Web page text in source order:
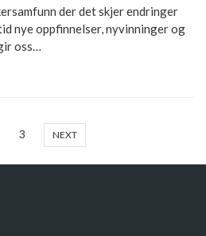
der det skjer endringer
nye oppfinnelser, nyvinninger og
oss…
3 NEXT